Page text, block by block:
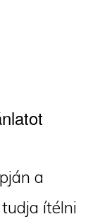
a
ítélni